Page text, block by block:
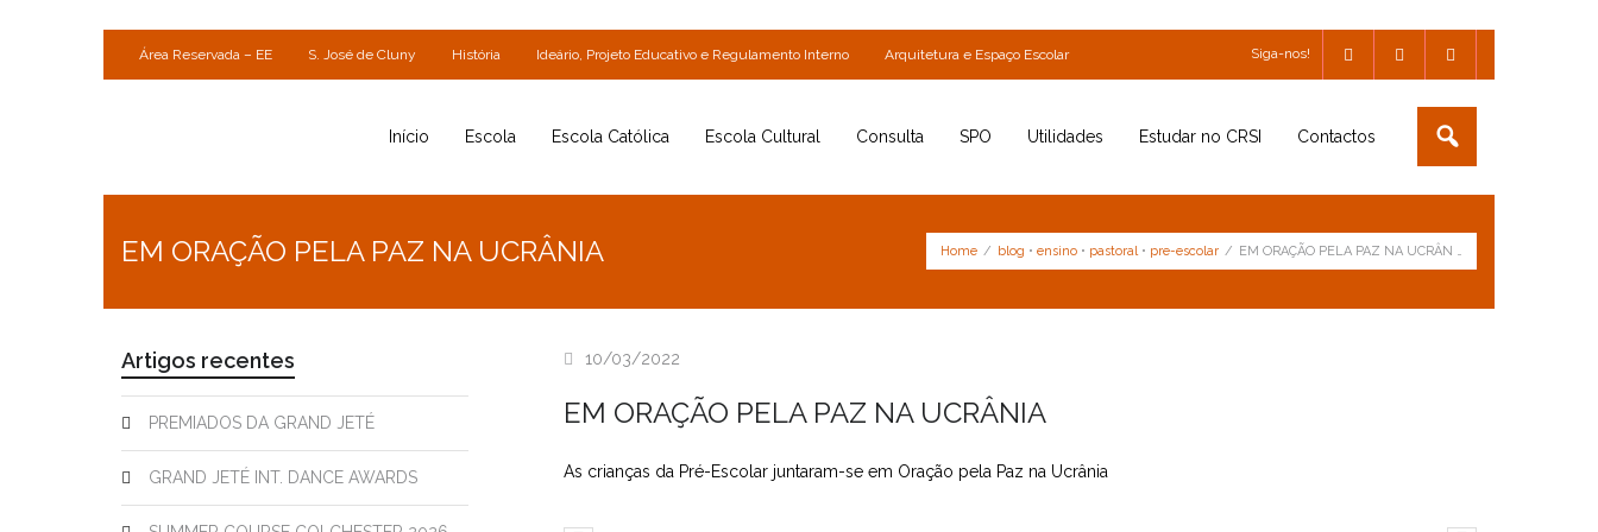
Área Reservada – EE S. José de Cluny História Ideário, Projeto Educativo e Regulamento Interno Arquitetura e Espaço Escolar Siga-nos!
Início Escola Escola Católica Escola Cultural Consulta SPO Utilidades Estudar no CRSI Contactos
EM ORAÇÃO PELA PAZ NA UCRÂNIA Home / blog • ensino • pastoral• pre-escolar / EM ORAÇÃO PELA PAZ NA UCRÂN …
10/03/2022
EM ORAÇÃO PELA PAZ NA UCRÂNIA
As crianças da Pré-Escolar juntaram-se em Oração pela Paz na Ucrânia
Artigos recentes
PREMIADOS DA GRAND JETÉ
GRAND JETÉ INT. DANCE AWARDS